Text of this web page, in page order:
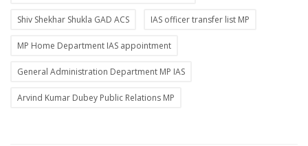
Shiv Shekhar Shukla GAD ACS IAS officer transfer list MP
MP Home Department IAS appointment
General Administration Department MP IAS
Arvind Kumar Dubey Public Relations MP